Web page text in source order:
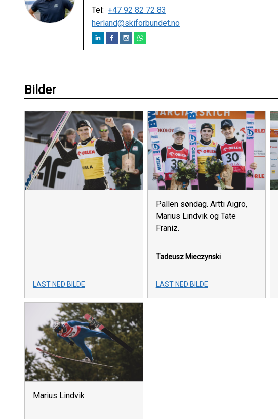
Tel: +47 92 82 72 83
herland@skiforbundet.no
Bilder
LAST NED BILDE
Pallen søndag. Artti Aigro,
Marius Lindvik og Tate
Franiz.
Tadeusz Mieczynski
LAST NED BILDE
Marius Lindvik